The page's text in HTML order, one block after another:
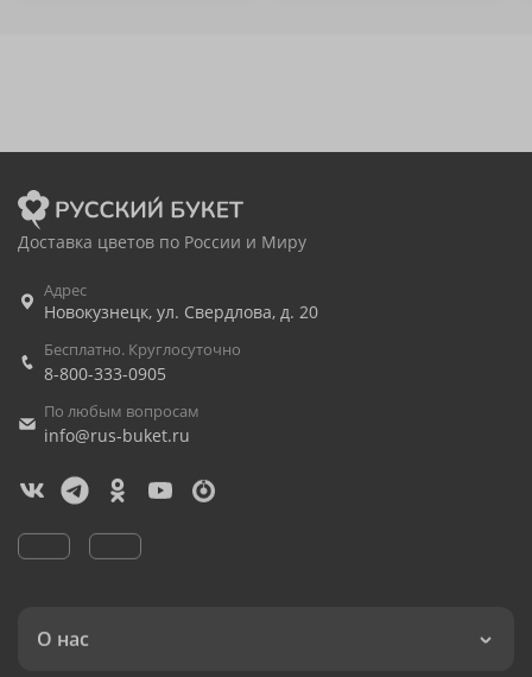
Доставка цветов по России и Миру
Адрес
Новокузнецк, ул. Свердлова, д. 20
Бесплатно. Круглосуточно
8-800-333-0905
По любым вопросам
info@rus-buket.ru
О нас